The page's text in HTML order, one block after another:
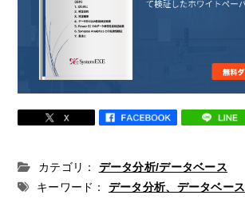
カテゴリ：
データ分析/データベース
キーワード：
データ分析、データベース